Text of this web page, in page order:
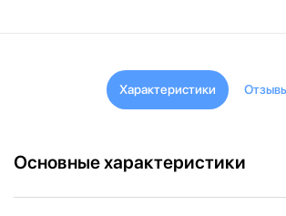
Характеристики
Основные характеристики